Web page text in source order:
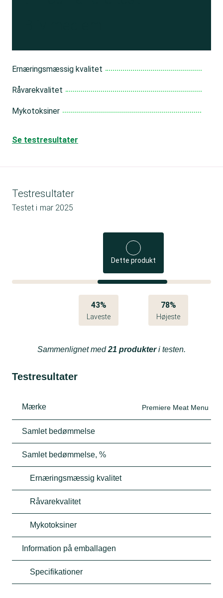
Ernæringsmæssig kvalitet
Råvarekvalitet
Mykotoksiner
Se testresultater
Testresultater
Testet i mar 2025
Dette produkt
43%
Laveste
78%
Højeste
Sammenlignet med21 produkteri testen.
Testresultater
Mærke Premiere Meat Menu
Samlet bedømmelse
Samlet bedømmelse, %
Ernæringsmæssig kvalitet
Råvarekvalitet
Mykotoksiner
Information på emballagen
Specifikationer